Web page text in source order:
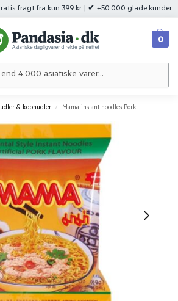
fragt fra kun 399 kr. | ✔ +50.000 glade kunder
0
& kopnudler / Mama instant noodles Pork